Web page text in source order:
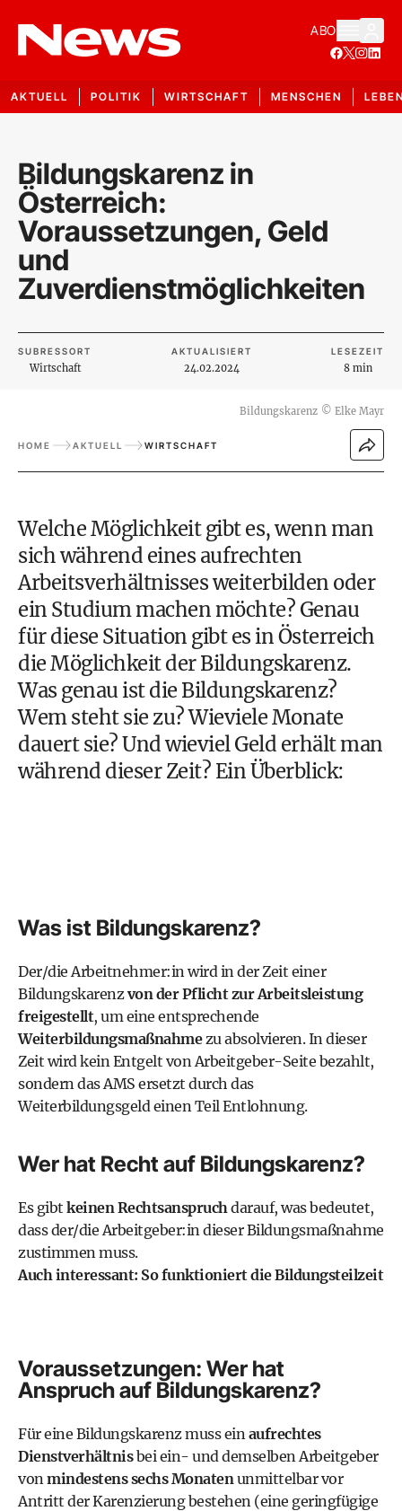
ABO
AKTUELL POLITIK WIRTSCHAFT MENSCHEN
Bildungskarenz in
Österreich:
Voraussetzungen, Geld
und
Zuverdienstmöglichkeiten
SUBRESSORT
Wirtschaft
AKTUALISIERT
24.02.2024
LESEZEIT
8 min
Bildungskarenz © Elke Mayr
HOME AKTUELL WIRTSCHAFT
Welche Möglichkeit gibt es, wenn man
sich während eines aufrechten
Arbeitsverhältnisses weiterbilden oder
ein Studium machen möchte? Genau
für diese Situation gibt es in Österreich
die Möglichkeit der Bildungskarenz.
Was genau ist die Bildungskarenz?
Wem steht sie zu? Wieviele Monate
dauert sie? Und wieviel Geld erhält man
während dieser Zeit? Ein Überblick:
Was ist Bildungskarenz?
Der/die Arbeitnehmer:in wird in der Zeit einer
Bildungskarenzvon der Pflicht zur Arbeitsleistung
freigestellt, um eine entsprechende
Weiterbildungsmaßnahmezu absolvieren. In dieser
Zeit wird kein Entgelt von Arbeitgeber-Seite bezahlt,
sondern das AMS ersetzt durch das
Weiterbildungsgeld einen Teil Entlohnung.
Wer hat Recht auf Bildungskarenz?
Es gibt keinen Rechtsanspruchdarauf, was bedeutet,
dass der/die Arbeitgeber:in dieser Bildungsmaßnahme
zustimmen muss.
Auch interessant: So funktioniert die Bildungsteilzeit
Voraussetzungen: Wer hat
Anspruch auf Bildungskarenz?
Für eine Bildungskarenz muss einaufrechtes
Dienstverhältnisbei ein- und demselben Arbeitgeber
vonmindestens sechs Monatenunmittelbar vor
Antritt der Karenzierung bestehen (eine geringfügige